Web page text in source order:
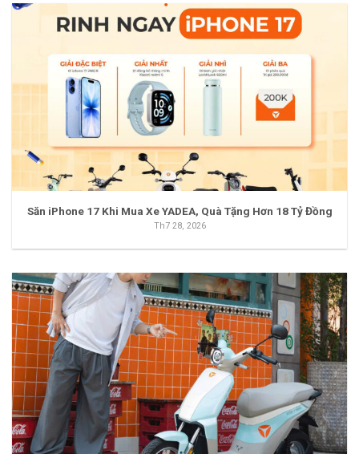
Săn iPhone 17 Khi Mua Xe YADEA, Quà Tặng Hơn 18 Tỷ Đồng
Th7 28, 2026